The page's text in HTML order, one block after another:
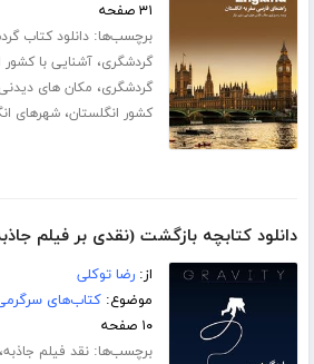
۳۱ صفحه
برچسب‌ها:دانلود کتاب
گردشگری،آشنایی با کشور
گردشگری، مکان های
کشور انگلستان،شهرهای
دانلود کتابچه بازگشت (نقدی بر فیلم
از:رضا توکلی
موضوع:کتاب‌های
۱۰ صفحه
برچسب‌ها:نقد فیلم جاذبه